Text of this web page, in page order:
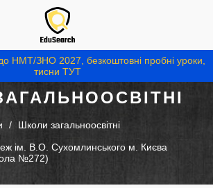
НМТ/ЗНО 2027, безкоштовні пробні уроки,
тисни ТУТ
Школи загальноосвітні
ім. В.О. Сухомлинського м. Києва
№272)